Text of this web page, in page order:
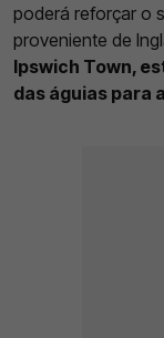
poderá reforçar o
proveniente de
Ipswich Town,
das águias para